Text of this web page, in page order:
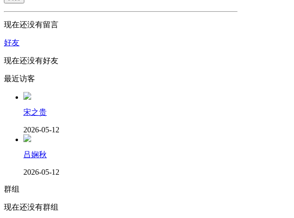
现在还没有留言
好友
现在还没有好友
最近访客
宋之贵
2026-05-12
吕娴秋
2026-05-12
群组
现在还没有群组